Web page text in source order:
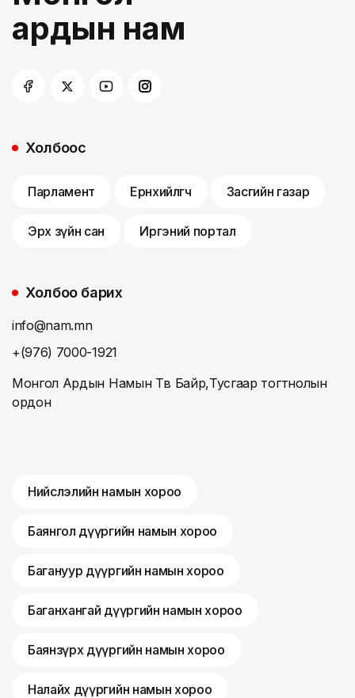
ардын нам
Холбоос
Парламент Ерөнхийлөгч Засгийн газар
Эрх зүйн сан Иргэний портал
Холбоо барих
info@nam.mn
+(976) 7000-1921
Монгол Ардын Намын Төв Байр,Тусгаар тогтнолын
ордон
Нийслэлийн намын хороо
Баянгол дүүргийн намын хороо
Багануур дүүргийн намын хороо
Баганхангай дүүргийн намын хороо
Баянзүрх дүүргийн намын хороо
Налайх дүүргийн намын хороо